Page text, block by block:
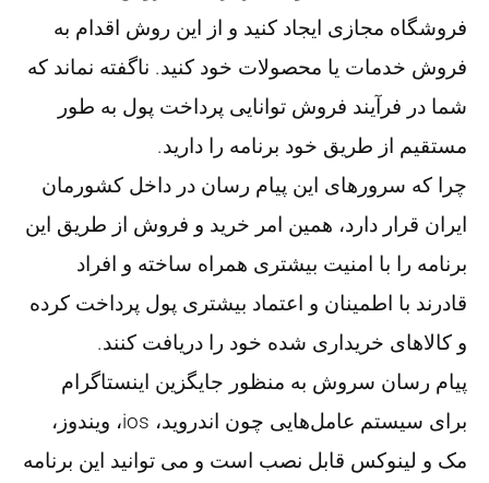
فروشگاه مجازی ایجاد کنید و از این روش اقدام به
فروش خدمات یا محصولات خود کنید. ناگفته نماند که
شما در فرآیند فروش توانایی پرداخت پول به طور
مستقیم از طریق خود برنامه را دارید.
چرا که سرورهای این پیام رسان در داخل کشورمان
ایران قرار دارد، همین امر خرید و فروش از طریق این
برنامه را با امنیت بیشتری همراه ساخته و افراد
قادرند با اطمینان و اعتماد بیشتری پول پرداخت کرده
و کالاهای خریداری شده خود را دریافت کنند.
پیام رسان سروش به منظور جایگزین اینستاگرام
برای سیستم عامل‌هایی چون اندروید، ios، ویندوز،
مک و لینوکس قابل نصب است و می توانید این برنامه